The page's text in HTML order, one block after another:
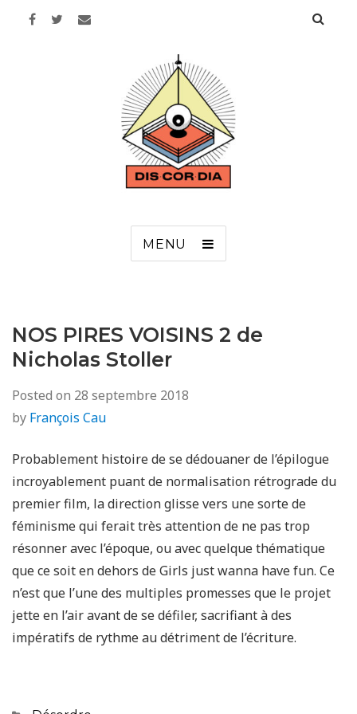
MENU
NOS PIRES VOISINS 2 de
Nicholas Stoller
Posted on 28 septembre 2018
by François Cau
Probablement histoire de se dédouaner de l’épilogue
incroyablement puant de normalisation rétrograde du
premier film, la direction glisse vers une sorte de
féminisme qui ferait très attention de ne pas trop
résonner avec l’époque, ou avec quelque thématique
que ce soit en dehors de Girls just wanna have fun. Ce
n’est que l’une des multiples promesses que le projet
jette en l’air avant de se défiler, sacrifiant à des
impératifs de rythme au détriment de l’écriture.